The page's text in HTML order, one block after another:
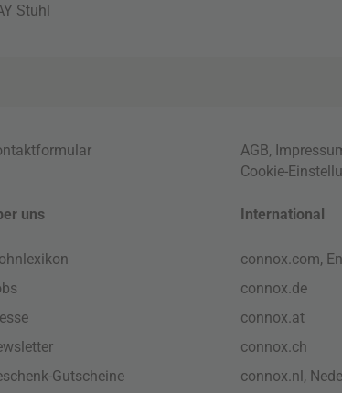
Stuhl
AGB,
Cookie-
uns
Gutscheine
International
connox.com,
connox.de
connox.at
connox.ch
connox.nl,